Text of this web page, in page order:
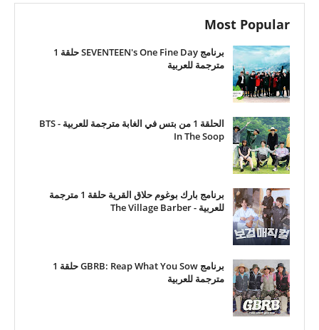
Most Popular
برنامج SEVENTEEN's One Fine Day حلقة 1
مترجمة للعربية
الحلقة 1 من بتس في الغابة مترجمة للعربية - BTS
In The Soop
برنامج بارك بوغوم حلاق القرية حلقة 1 مترجمة
للعربية - The Village Barber
برنامج GBRB: Reap What You Sow حلقة 1
مترجمة للعربية